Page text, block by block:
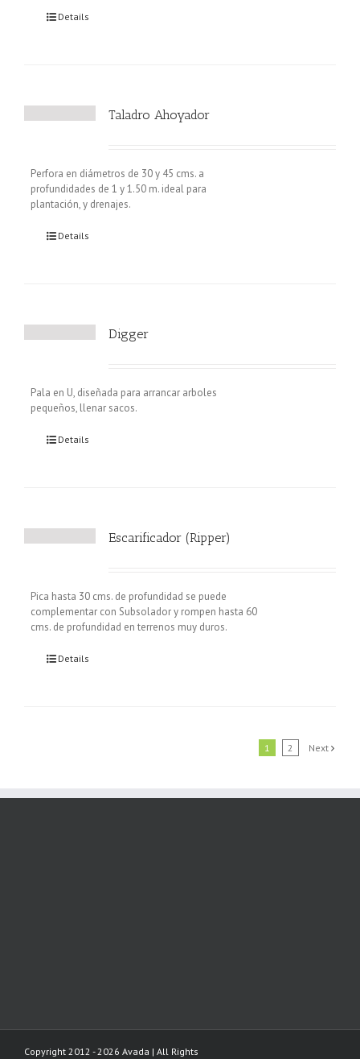
Details
Taladro Ahoyador
Perfora en diámetros de 30 y 45 cms. a
profundidades de 1 y 1.50 m. ideal para
plantación, y drenajes.
Details
Digger
Pala en U, diseñada para arrancar arboles
pequeños, llenar sacos.
Details
Escarificador (Ripper)
Pica hasta 30 cms. de profundidad se puede
complementar con Subsolador y rompen hasta 60
cms. de profundidad en terrenos muy duros.
Details
1 2 Next
Copyright 2012 - 2026 Avada | All Rights